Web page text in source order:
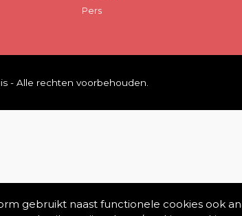
Pers
- Alle rechten voorbehouden.
gebruikt naast functionele cookies ook